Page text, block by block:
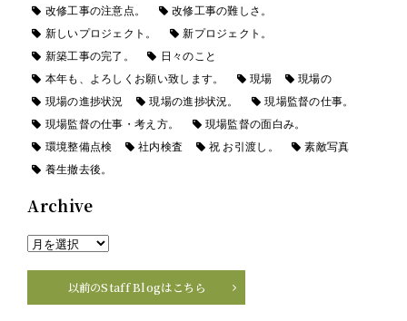
改修工事の注意点。
改修工事の難しさ。
新しいプロジェクト。
新プロジェクト。
新築工事の完了。
日々のこと
本年も、よろしくお願い致します。
現場
現場の
現場の進捗状況
現場の進捗状況。
現場監督の仕事。
現場監督の仕事・考え方。
現場監督の面白み。
環境整備点検
社内検査 祝 お引渡し。
素敵写真
養生撤去後。
Archive
以前のStaff Blogはこちら